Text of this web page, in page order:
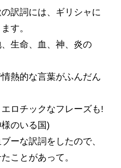
訳詞には、ギリシャに
す。
生命、血、神、炎の
熱的な言葉がふんだん
ロチックなフレーズも!
様のいる国)
ーな訳詞をしたので、
ことがあって。